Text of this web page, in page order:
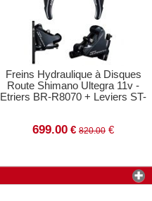
Freins Hydraulique à Disques
Route Shimano Ultegra 11v -
Etriers BR-R8070 + Leviers ST-
699.00 € 820.00 €